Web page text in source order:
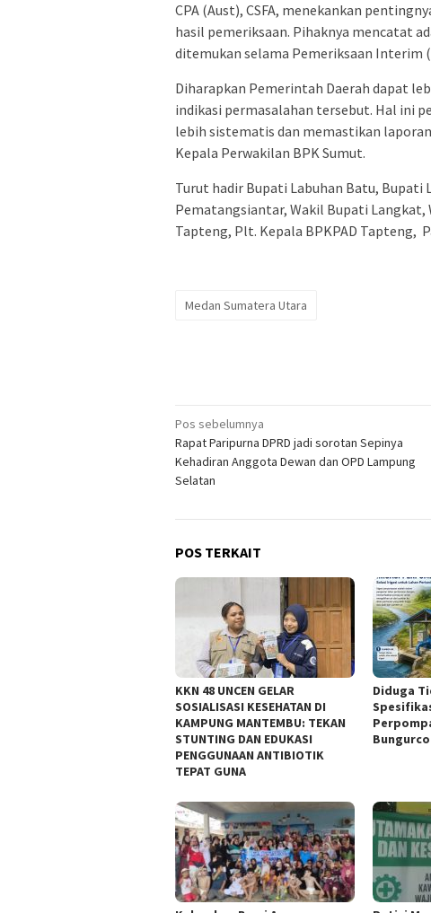
CPA (Aust), CSFA, menekankan
hasil pemeriksaan. Pihaknya mencatat
ditemukan selama Pemeriksaan Interim
Diharapkan Pemerintah Daerah dapat
indikasi permasalahan tersebut. Hal ini
lebih sistematis dan memastikan
Kepala Perwakilan BPK Sumut.
Turut hadir Bupati Labuhan Batu, Bupati
Pematangsiantar, Wakil Bupati
Tapteng, Plt. Kepala BPKPAD Tapteng,
Medan Sumatera Utara
Navigasi
pos
Pos sebelumnya
Rapat Paripurna DPRD jadi sorotan Sepinya
Kehadiran Anggota Dewan dan OPD Lampung
Selatan
POS TERKAIT
KKN 48 UNCEN GELAR
SOSIALISASI KESEHATAN DI
KAMPUNG MANTEMBU: TEKAN
STUNTING DAN EDUKASI
PENGGUNAAN ANTIBIOTIK
TEPAT GUNA
Diduga